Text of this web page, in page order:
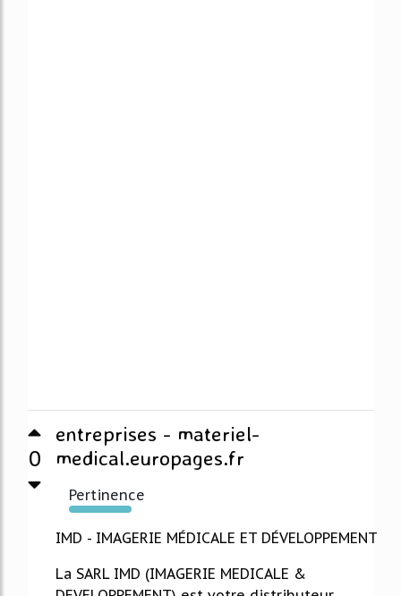
0
entreprises - materiel-
medical.europages.fr
Pertinence
373%
IMD - IMAGERIE MÉDICALE ET DÉVELOPPEMENT
La SARL IMD (IMAGERIE MEDICALE &